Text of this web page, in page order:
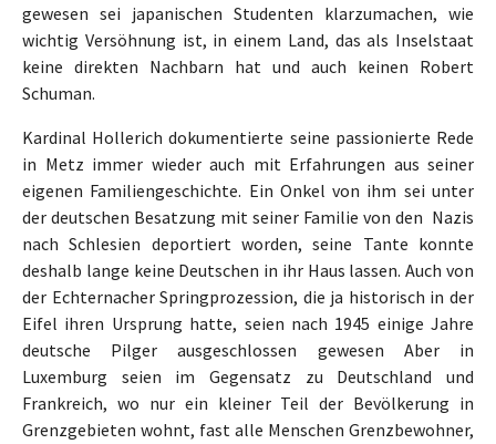
gewesen sei japanischen Studenten klarzumachen, wie
wichtig Versöhnung ist, in einem Land, das als Inselstaat
keine direkten Nachbarn hat und auch keinen Robert
Schuman.
Kardinal Hollerich dokumentierte seine passionierte Rede
in Metz immer wieder auch mit Erfahrungen aus seiner
eigenen Familiengeschichte. Ein Onkel von ihm sei unter
der deutschen Besatzung mit seiner Familie von den Nazis
nach Schlesien deportiert worden, seine Tante konnte
deshalb lange keine Deutschen in ihr Haus lassen. Auch von
der Echternacher Springprozession, die ja historisch in der
Eifel ihren Ursprung hatte, seien nach 1945 einige Jahre
deutsche Pilger ausgeschlossen gewesen Aber in
Luxemburg seien im Gegensatz zu Deutschland und
Frankreich, wo nur ein kleiner Teil der Bevölkerung in
Grenzgebieten wohnt, fast alle Menschen Grenzbewohner,